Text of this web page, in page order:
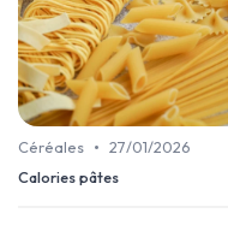
Céréales • 27/01/2026
Calories pâtes